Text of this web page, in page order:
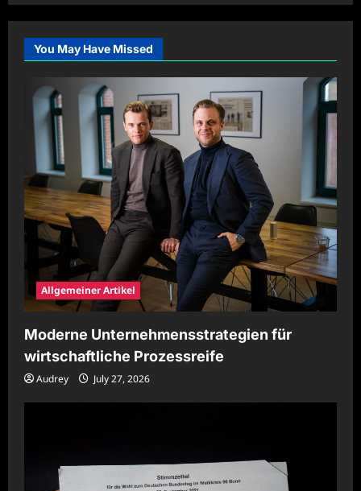
You May Have Missed
Allgemeiner Artikel
Moderne Unternehmensstrategien für
wirtschaftliche Prozessreife
Audrey July 27, 2026